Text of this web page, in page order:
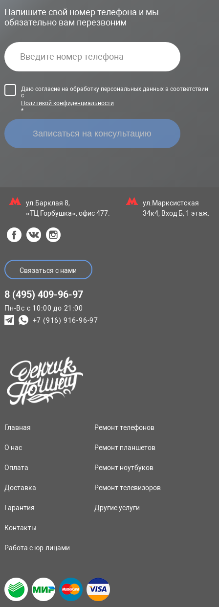
Напишите свой номер телефона и мы
обязательно вам перезвоним
Даю согласие на обработку персональных данных в соответствии
с
Политикой конфиденциальности
*
ул.Барклая 8,
«ТЦ Горбушка», офис 477.
ул.Марксистская
34к4, Вход Б, 1 этаж.
Связаться с нами
8 (495) 409-96-97
Пн-Вс с 10:00 до 21:00
+7 (916) 916-96-97
Главная
О нас
Оплата
Доставка
Гарантия
Контакты
Работа с юр.лицами
Ремонт телефонов
Ремонт планшетов
Ремонт ноутбуков
Ремонт телевизоров
Другие услуги